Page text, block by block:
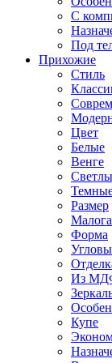
С
Под
Прихожие
Стиль
Цвет
Белые
Венге
Размер
Форма
Из
Купе